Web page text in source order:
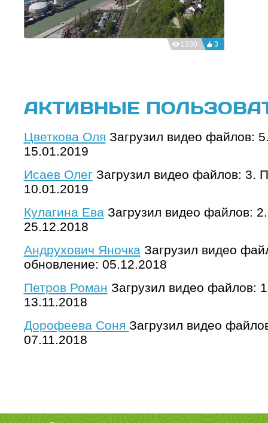
3
1330
АКТИВНЫЕ
Цветкова Оля Загрузил видео файлов:
15.01.2019
Исаев Олег Загрузил видео файлов: 3.
10.01.2019
Кулагина ЕваЗагрузил видео файлов:
25.12.2018
Андрухович ЯночкаЗагрузил видео
обновление: 05.12.2018
Петров Роман Загрузил видео файлов:
13.11.2018
Дорофеева Соня Загрузил видео
07.11.2018